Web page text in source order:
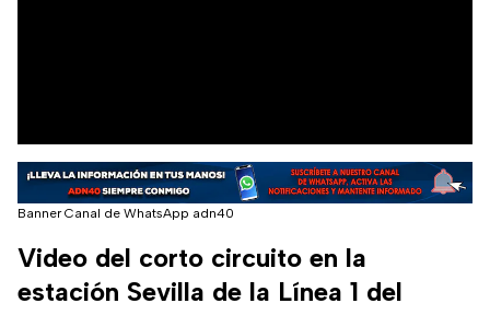
Banner Canal de WhatsApp adn40
Video del corto circuito en la
estación Sevilla de la Línea 1 del